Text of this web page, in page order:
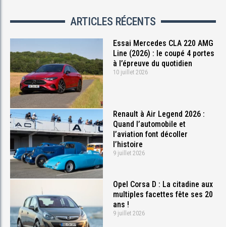
ARTICLES RÉCENTS
Essai Mercedes CLA 220 AMG
Line (2026) : le coupé 4 portes
à l’épreuve du quotidien
10 juillet 2026
Renault à Air Legend 2026 :
Quand l’automobile et
l’aviation font décoller
l’histoire
9 juillet 2026
Opel Corsa D : La citadine aux
multiples facettes fête ses 20
ans !
9 juillet 2026